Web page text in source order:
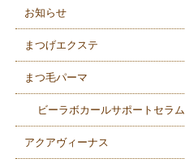
お知らせ
まつげエクステ
まつ毛パーマ
ビーラボカールサポートセラム
アクアヴィーナス